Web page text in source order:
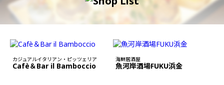
カジュアルイタリアン・ピッツェリア
Cafè＆Bar il Bamboccio
海鮮居酒屋
魚河岸酒場FUKU浜金